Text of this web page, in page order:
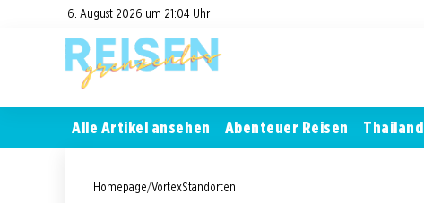
6. August 2026 um 21:04 Uhr
Alle Artikel ansehen Abenteuer Reisen Thailand
Homepage/VortexStandorten